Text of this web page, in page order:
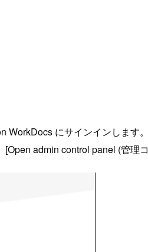
WorkDocs にサインインします。
admin control panel (管理